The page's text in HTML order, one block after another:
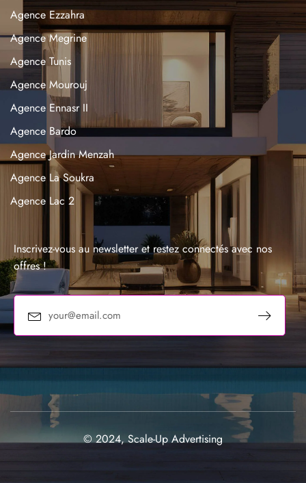
Agence Ezzahra
Agence Megrine
Agence Tunis
Agence Mourouj
Agence Ennasr II
Agence Bardo
Agence Jardin Menzah
Agence La Soukra
Agence Lac 2
Agence Sousse
Inscrivez-vous au newsletter et restez connectés avec nos
offres !
© 2024, Scale-Up Advertising